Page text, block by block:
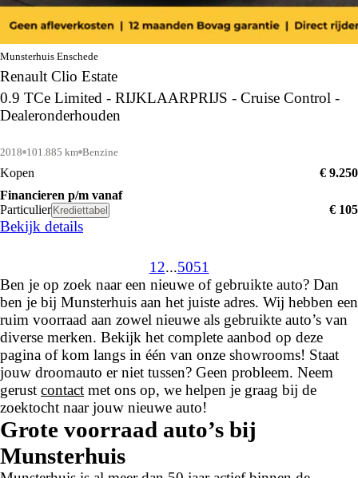
Munsterhuis Enschede
Renault Clio Estate
0.9 TCe Limited - RIJKLAARPRIJS - Cruise Control -
Dealeronderhouden
2018 101.885 km Benzine
Kopen
€ 9.250
Financieren p/m vanaf
Particulier Krediettabel € 105
Bekijk details
1 2...5051
Ben je op zoek naar een nieuwe of gebruikte auto? Dan
ben je bij Munsterhuis aan het juiste adres. Wij hebben een
ruim voorraad aan zowel nieuwe als gebruikte auto’s van
diverse merken. Bekijk het complete aanbod op deze
pagina of kom langs in één van onze showrooms! Staat
jouw droomauto er niet tussen? Geen probleem. Neem
gerust contact met ons op, we helpen je graag bij de
zoektocht naar jouw nieuwe auto!
Grote voorraad auto’s bij
Munsterhuis